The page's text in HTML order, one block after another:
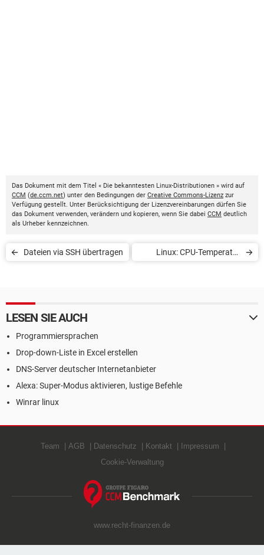
Das Dokument mit dem Titel « Die bekanntesten Linux-Distributionen » wird auf
CCM (de.ccm.net) unter den Bedingungen der Creative Commons-Lizenz zur
Verfügung gestellt. Unter Berücksichtigung der Lizenzvereinbarungen dürfen Sie
das Dokument verwenden, verändern und kopieren, wenn Sie dabei CCM deutlich
als Urheber kennzeichnen.
Dateien via SSH übertragen
Linux: CPU-Temperatur
LESEN SIE AUCH
Programmiersprachen
Drop-down-Liste in Excel erstellen
DNS-Server deutscher Internetanbieter
Alexa: Super-Modus aktivieren, lustige Befehle
Winrar linux
Team AGB Datenschutz Kontakt
Impressum
Cookie-Verwaltung
www.recht-finanzen.de